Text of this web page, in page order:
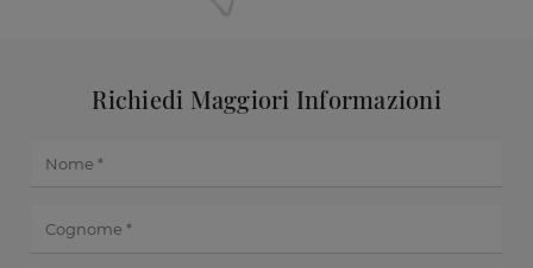
Richiedi Maggiori Informazioni